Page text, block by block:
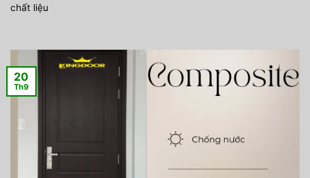
chất liệu
20
Th9